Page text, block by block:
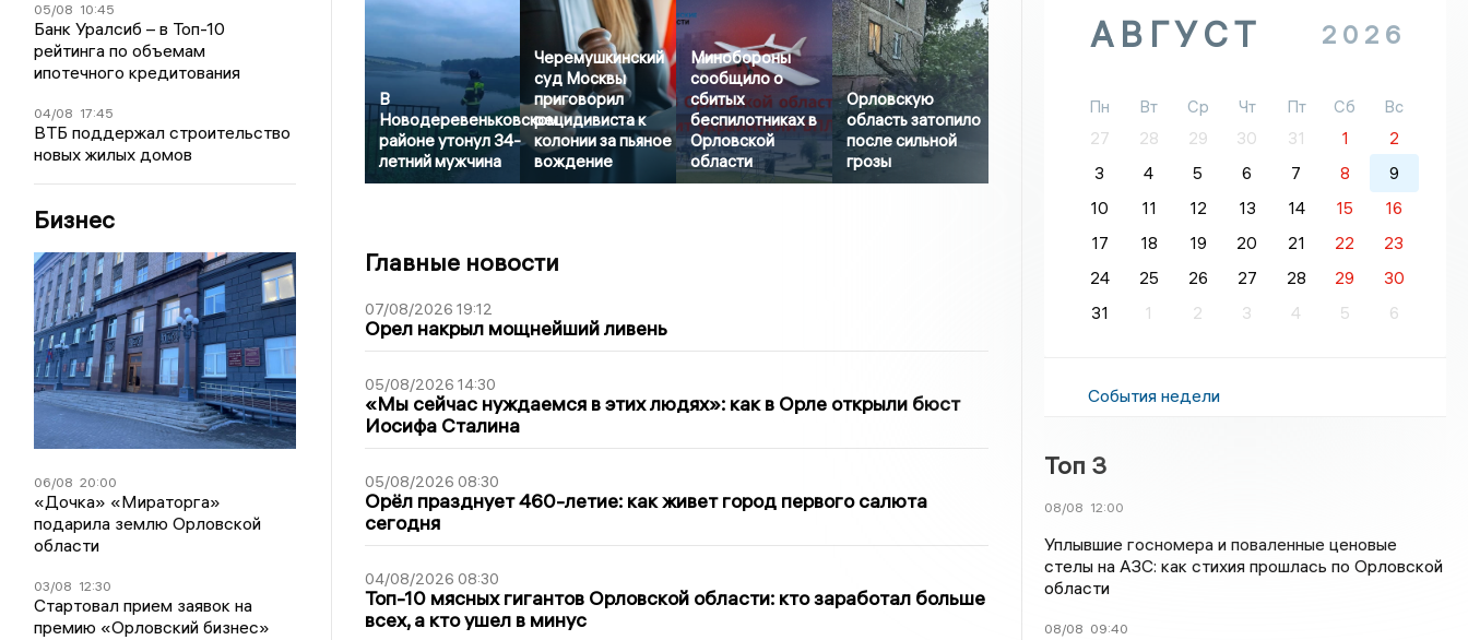
05/08 10:45
Банк Уралсиб – в Топ-10
рейтинга по объемам
ипотечного кредитования
04/08 17:45
ВТБ поддержал строительство
новых жилых домов
Бизнес
06/08 20:00
«Дочка» «Мираторга»
подарила землю Орловской
области
03/08 12:30
Стартовал прием заявок на
премию «Орловский бизнес»
В
Новодеревеньковском
районе утонул 34-
летний мужчина
Черемушкинский
суд Москвы
приговорил
рецидивиста к
колонии за пьяное
вождение
Минобороны
сообщило о
сбитых
беспилотниках в
Орловской
области
Орловскую
область затопило
после сильной
грозы
Главные новости
07/08/2026 19:12
Орел накрыл мощнейший ливень
05/08/2026 14:30
«Мы сейчас нуждаемся в этих людях»: как в Орле открыли бюст
Иосифа Сталина
05/08/2026 08:30
Орёл празднует 460-летие: как живет город первого салюта
сегодня
04/08/2026 08:30
Топ-10 мясных гигантов Орловской области: кто заработал больше
всех, а кто ушел в минус
АВГУСТ 2026
Пн Вт Ср Чт Пт Сб
Вс
27
28 29 30 31 1
2
3
4 5 6 7 8
9
10
11 12 13 14 15
16
17
18 19 20 21 22
23
24
25 26 27 28 29
30
31
1 2 3 4 5 6
События недели
Топ 3
08/08 12:00
Уплывшие госномера и поваленные ценовые
стелы на АЗС: как стихия прошлась по Орловской
области
08/08 09:40